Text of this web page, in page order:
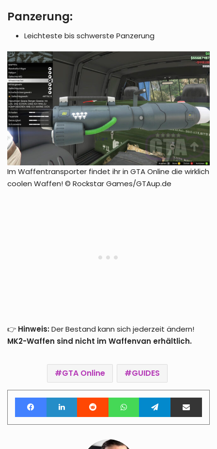
Panzerung:
Leichteste bis schwerste Panzerung
Im Waffentransporter findet ihr in GTA Online die wirklich
coolen Waffen! © Rockstar Games/GTAup.de
👉 Hinweis:Der Bestand kann sich jederzeit ändern!
MK2-Waffen sind nicht im Waffenvan erhältlich.
GTA Online GUIDES
FacebookLinkedIn Reddit WhatsAppTelegramTeile per E-Mail